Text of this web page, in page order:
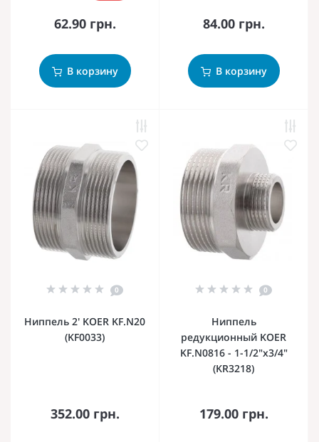
62.90 грн.
В корзину
84.00 грн.
В корзину
0
Ниппель 2' KOER KF.N20
(KF0033)
352.00 грн.
0
Ниппель
редукционный KOER
KF.N0816 - 1-1/2"x3/4"
(KR3218)
179.00 грн.